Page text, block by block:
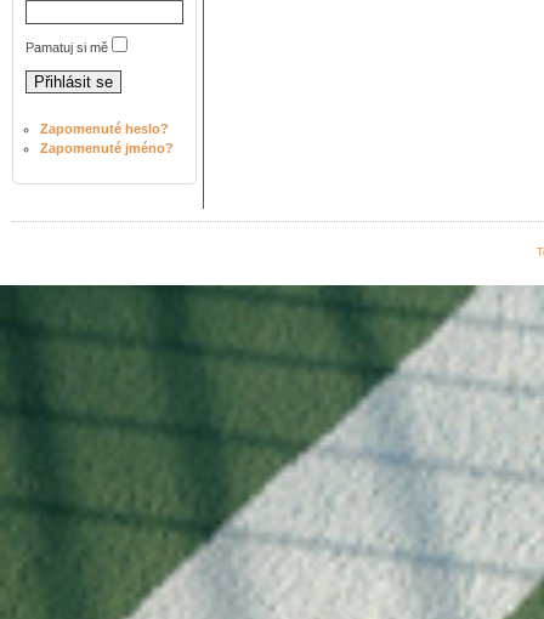
Pamatuj si mě
Zapomenuté heslo?
Zapomenuté jméno?